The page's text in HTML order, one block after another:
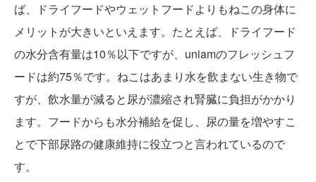
ば、ドライフードやウェットフードよりもねこの身体に
メリットが大きいといえます。たとえば、ドライフード
の水分含有量は10％以下ですが、uniamのフレッシュフ
ードは約75％です。ねこはあまり水を飲まない生き物で
すが、飲水量が減ると尿が濃縮され腎臓に負担がかかり
ます。フードからも水分補給を促し、尿の量を増やすこ
とで下部尿路の健康維持に役立つと言われているので
す。